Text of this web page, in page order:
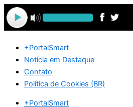
Ir
para
o
+PortalSmart
Notícia em Destaque
Contato
Política de Cookies (BR)
+PortalSmart